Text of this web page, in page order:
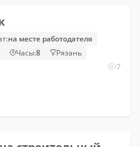
на месте работодателя
Часы:8 Рязань
7